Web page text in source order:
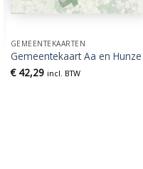
GEMEENTEKAARTEN
Gemeentekaart Aa en Hunze
€42,29 incl. BTW